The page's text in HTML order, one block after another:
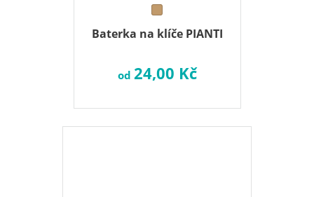
Baterka na klíče PIANTI
od 24,00 Kč